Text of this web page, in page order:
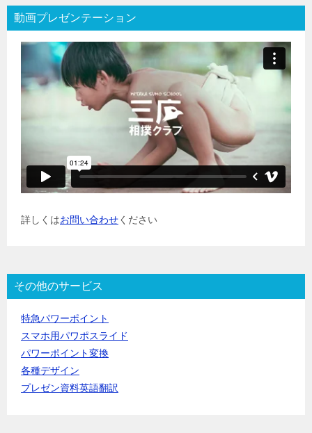
動画プレゼンテーション
詳しくはお問い合わせください
その他のサービス
特急パワーポイント
スマホ用パワポスライド
パワーポイント変換
各種デザイン
プレゼン資料英語翻訳